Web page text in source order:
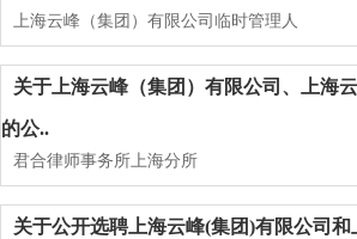
上海云峰（集团）有限公司临时管理人
关于上海云峰（集团）有限公司、上海
的公..
君合律师事务所上海分所
关于公开选聘上海云峰(集团)有限公司